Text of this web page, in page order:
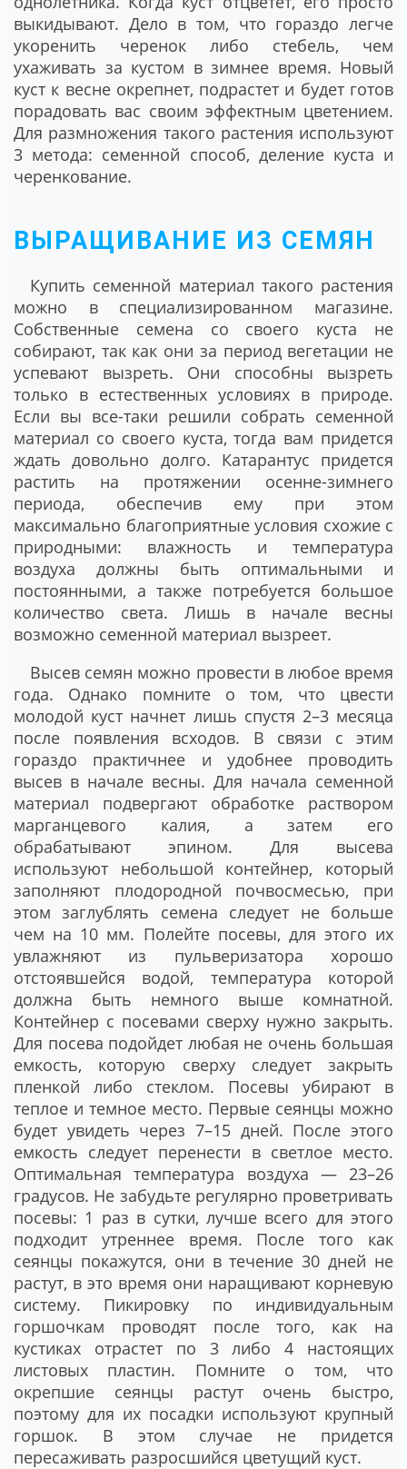
выкидывают. Дело в том, что гораздо легче
укоренить черенок либо стебель, чем
ухаживать за кустом в зимнее время. Новый
куст к весне окрепнет, подрастет и будет готов
порадовать вас своим эффектным цветением.
Для размножения такого растения используют
3 метода: семенной способ, деление куста и
черенкование.
ВЫРАЩИВАНИЕ ИЗ СЕМЯН
Купить семенной материал такого растения
можно в специализированном магазине.
Собственные семена со своего куста не
собирают, так как они за период вегетации не
успевают вызреть. Они способны вызреть
только в естественных условиях в природе.
Если вы все-таки решили собрать семенной
материал со своего куста, тогда вам придется
ждать довольно долго. Катарантус придется
растить на протяжении осенне-зимнего
периода, обеспечив ему при этом
максимально благоприятные условия схожие с
природными: влажность и температура
воздуха должны быть оптимальными и
постоянными, а также потребуется большое
количество света. Лишь в начале весны
возможно семенной материал вызреет.
Высев семян можно провести в любое время
года. Однако помните о том, что цвести
молодой куст начнет лишь спустя 2–3 месяца
после появления всходов. В связи с этим
гораздо практичнее и удобнее проводить
высев в начале весны. Для начала семенной
материал подвергают обработке раствором
марганцевого калия, а затем его
обрабатывают эпином. Для высева
используют небольшой контейнер, который
заполняют плодородной почвосмесью, при
этом заглублять семена следует не больше
чем на 10 мм. Полейте посевы, для этого их
увлажняют из пульверизатора хорошо
отстоявшейся водой, температура которой
должна быть немного выше комнатной.
Контейнер с посевами сверху нужно закрыть.
Для посева подойдет любая не очень большая
емкость, которую сверху следует закрыть
пленкой либо стеклом. Посевы убирают в
теплое и темное место. Первые сеянцы можно
будет увидеть через 7–15 дней. После этого
емкость следует перенести в светлое место.
Оптимальная температура воздуха ― 23–26
градусов. Не забудьте регулярно проветривать
посевы: 1 раз в сутки, лучше всего для этого
подходит утреннее время. После того как
сеянцы покажутся, они в течение 30 дней не
растут, в это время они наращивают корневую
систему. Пикировку по индивидуальным
горшочкам проводят после того, как на
кустиках отрастет по 3 либо 4 настоящих
листовых пластин. Помните о том, что
окрепшие сеянцы растут очень быстро,
поэтому для их посадки используют крупный
горшок. В этом случае не придется
пересаживать разросшийся цветущий куст.